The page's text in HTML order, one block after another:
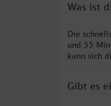
Was ist
Die
und 55
kann sich
Gibt es